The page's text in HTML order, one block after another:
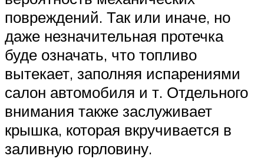
повреждений. Так или иначе, но
даже незначительная протечка
буде означать, что топливо
вытекает, заполняя испарениями
салон автомобиля и т. Отдельного
внимания также заслуживает
крышка, которая вкручивается в
заливную горловину.